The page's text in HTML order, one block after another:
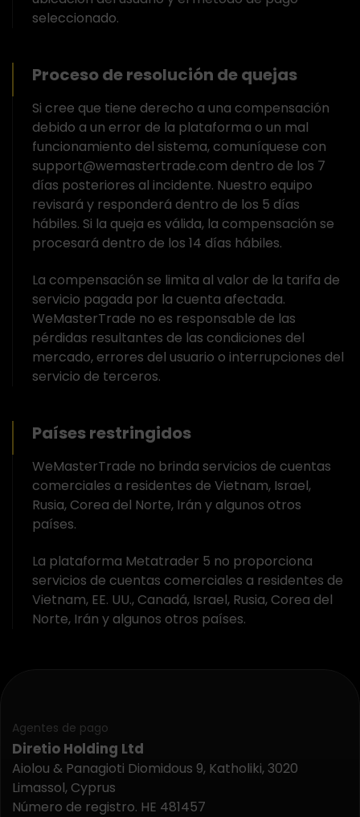
seleccionado.
Proceso de resolución de quejas
Si cree que tiene derecho a una compensación
debido a un error de la plataforma o un mal
funcionamiento del sistema, comuníquese con
support@wemastertrade.com dentro de los 7
días posteriores al incidente. Nuestro equipo
revisará y responderá dentro de los 5 días
hábiles. Si la queja es válida, la compensación se
procesará dentro de los 14 días hábiles.
La compensación se limita al valor de la tarifa de
servicio pagada por la cuenta afectada.
WeMasterTrade no es responsable de las
pérdidas resultantes de las condiciones del
mercado, errores del usuario o interrupciones del
servicio de terceros.
Países restringidos
WeMasterTrade no brinda servicios de cuentas
comerciales a residentes de Vietnam, Israel,
Rusia, Corea del Norte, Irán y algunos otros
países.
La plataforma Metatrader 5 no proporciona
servicios de cuentas comerciales a residentes de
Vietnam, EE. UU., Canadá, Israel, Rusia, Corea del
Norte, Irán y algunos otros países.
Agentes de pago
Diretio Holding Ltd
Aiolou & Panagioti Diomidous 9, Katholiki, 3020
Limassol, Cyprus
Número de registro. HE 481457